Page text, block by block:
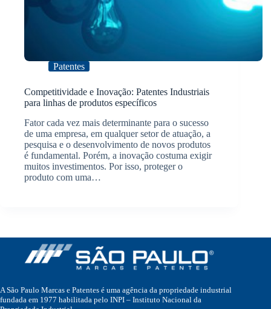
Patentes
Competitividade e Inovação: Patentes Industriais
para linhas de produtos específicos
Fator cada vez mais determinante para o sucesso
de uma empresa, em qualquer setor de atuação, a
pesquisa e o desenvolvimento de novos produtos
é fundamental. Porém, a inovação costuma exigir
muitos investimentos. Por isso, proteger o
produto com uma…
A São Paulo Marcas e Patentes é uma agência da propriedade industrial
fundada em 1977 habilitada pelo INPI – Instituto Nacional da